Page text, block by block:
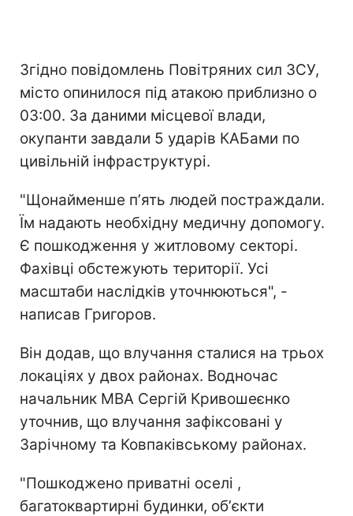
Згідно повідомлень Повітряних сил ЗСУ,
місто опинилося під атакою приблизно о
03:00. За даними місцевої влади,
окупанти завдали 5 ударів КАБами по
цивільній інфраструктурі.
"Щонайменше пʼять людей постраждали.
Їм надають необхідну медичну допомогу.
Є пошкодження у житловому секторі.
Фахівці обстежують території. Усі
масштаби наслідків уточнюються", -
написав Григоров.
Він додав, що влучання сталися на трьох
локаціях у двох районах. Водночас
начальник МВА Сергій Кривошеєнко
уточнив, що влучання зафіксовані у
Зарічному та Ковпаківському районах.
"Пошкоджено приватні оселі ,
багатоквартирні будинки, обʼєкти